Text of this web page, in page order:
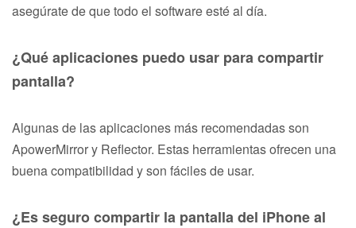
asegúrate de que todo el software esté al día.
¿Qué aplicaciones puedo usar para compartir
pantalla?
Algunas de las aplicaciones más recomendadas son
ApowerMirror y Reflector. Estas herramientas ofrecen una
buena compatibilidad y son fáciles de usar.
¿Es seguro compartir la pantalla del iPhone al